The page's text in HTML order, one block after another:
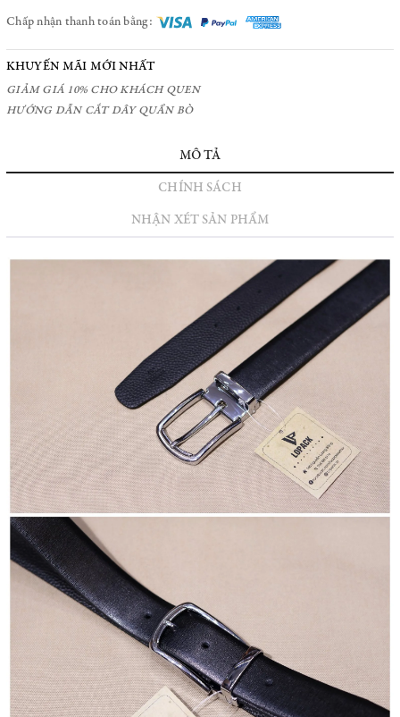
Chấp nhận thanh toán bằng:
KHUYẾN MÃI MỚI NHẤT
GIẢM GIÁ 10% CHO KHÁCH QUEN
HƯỚNG DẪN CẮT DÂY QUẦN BÒ
MÔ TẢ
CHÍNH SÁCH
NHẬN XÉT SẢN PHẨM